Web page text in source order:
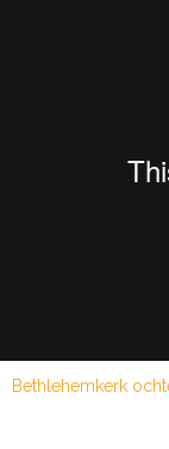
Bethlehemkerk